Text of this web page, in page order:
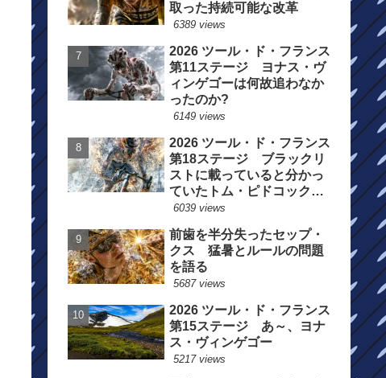
取った持続可能な改革
6389 views
2026 ツール・ド・フランス
第11ステージ ヨナス・ヴ
ィンゲゴーは何故追わなか
ったのか?
6149 views
2026 ツール・ド・フランス
第18ステージ ブラックリ
ストに載っていると分かっ
ていたトム・ピドコックは
総合順位死守に
6039 views
前歯を半分失ったセップ・
クス 猛暑とルールの問題
を語る
5687 views
2026 ツール・ド・フランス
第15ステージ あ～、ヨナ
ス・ヴィンゲゴー
5217 views